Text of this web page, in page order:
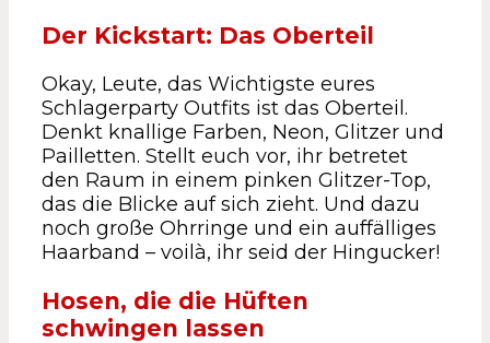
Der Kickstart: Das Oberteil
Okay, Leute, das Wichtigste eures
Schlagerparty Outfits ist das Oberteil.
Denkt knallige Farben, Neon, Glitzer und
Pailletten. Stellt euch vor, ihr betretet
den Raum in einem pinken Glitzer-Top,
das die Blicke auf sich zieht. Und dazu
noch große Ohrringe und ein auffälliges
Haarband – voilà, ihr seid der Hingucker!
Hosen, die die Hüften
schwingen lassen